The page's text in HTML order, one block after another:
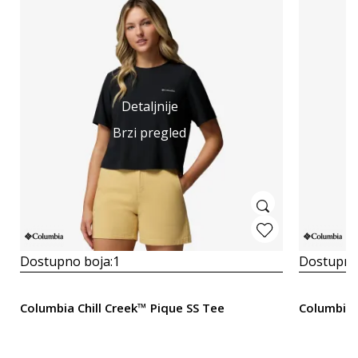
Detaljnije
Brzi pregled
Dostupno boja:1
Columbia Chill Creek™ Pique SS Tee